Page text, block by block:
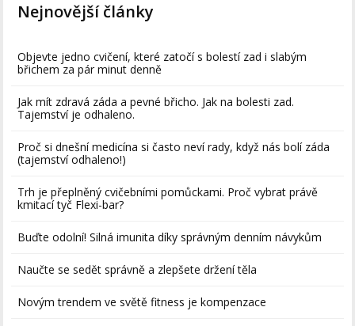
Nejnovější články
Objevte jedno cvičení, které zatočí s bolestí zad i slabým
břichem za pár minut denně
Jak mít zdravá záda a pevné břicho. Jak na bolesti zad.
Tajemství je odhaleno.
Proč si dnešní medicína si často neví rady, když nás bolí záda
(tajemství odhaleno!)
Trh je přeplněný cvičebními pomůckami. Proč vybrat právě
kmitací tyč Flexi-bar?
Buďte odolní! Silná imunita díky správným denním návykům
Naučte se sedět správně a zlepšete držení těla
Novým trendem ve světě fitness je kompenzace